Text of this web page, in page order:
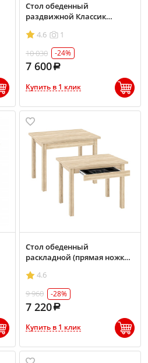
Стол обеденный
раздвижной Классик
4.6
1
10 030
-24%
7 600
Купить в 1 клик
Стол обеденный
раскладной (прямая ножка)
4.6
9 960
-28%
7 220
Купить в 1 клик